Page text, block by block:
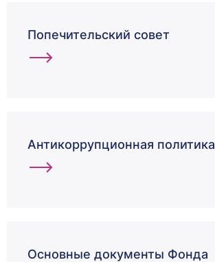
Попечительский совет
Антикоррупционная политика
Основные документы Фонда